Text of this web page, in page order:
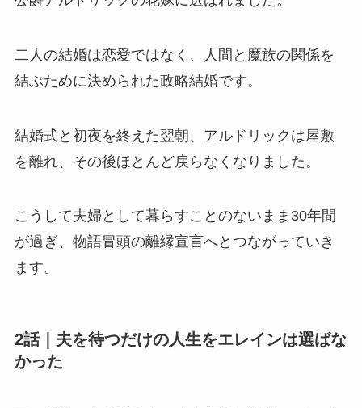
二人の結婚は恋愛ではなく、人間と魔族の関係を
結ぶために決められた政略結婚です。
結婚式と初夜を終えた翌朝、アルドリックは屋敷
を離れ、その後ほとんど戻らなくなりました。
こうして夫婦として暮らすことのないまま30年間
が過ぎ、物語冒頭の離縁宣言へとつながっていき
ます。
2話｜夫を待つだけの人生をエレインは選ばな
かった